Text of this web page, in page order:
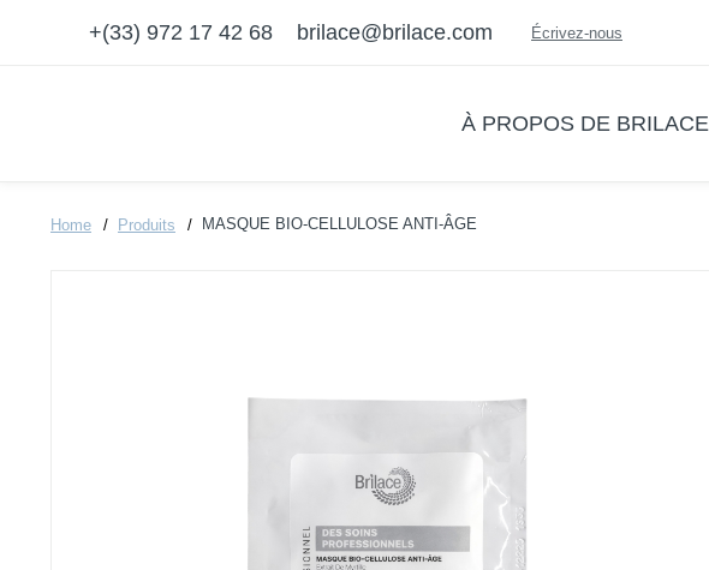
+(33) 972 17 42 68 brilace@brilace.com Écrivez-nous
À PROPOS DE BRILACE
Home Produits MASQUE BIO-CELLULOSE ANTI-ÂGE